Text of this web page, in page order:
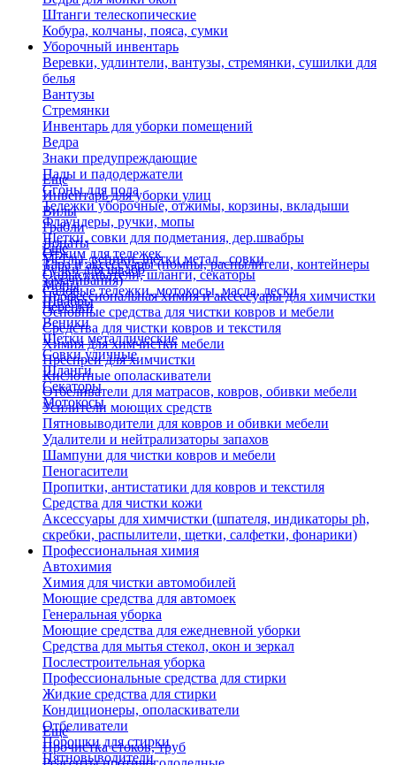
Штанги телескопические
Кобура, колчаны, пояса, сумки
Уборочный инвентарь
Веревки, удлинтели, вантузы, стремянки, сушилки для
белья
Вантузы
Стремянки
Инвентарь для уборки помещений
Ведра
Знаки предупреждающие
Пады и падодержатели
Сгоны для пола
Тележки уборочные, отжимы, корзины, вкладыши
Флаундеры, ручки, мопы
Щетки, совки для подметания, дер.швабры
Отжим для тележек
Ручки для швабр
Мопы
Швабры
Еще
Инвентарь для уборки улиц
Вилы
Грабли
Лопаты
Метлы, веники, щетки метал., совки
Опрыскиватели, шланги, секаторы
Садовые тележки, мотокосы, масла, лески
Черенки
Веники
Щетки металлические
Совки уличные
Шланги
Секаторы
Мотокосы
Еще
Тара и аксессуары (помпы, распылители, контейнеры
замачивания)
Профессиональная химия и акссесуары для химчистки
Основные средства для чистки ковров и мебели
Средства для чистки ковров и текстиля
Химия для химчистки мебели
Преспреи для химчистки
Кислотные ополаскиватели
Отбеливатели для матрасов, ковров, обивки мебели
Усилители моющих средств
Пятновыводители для ковров и обивки мебели
Удалители и нейтрализаторы запахов
Шампуни для чистки ковров и мебели
Пеногасители
Пропитки, антистатики для ковров и текстиля
Средства для чистки кожи
Аксессуары для химчистки (шпателя, индикаторы ph,
скребки, распылители, щетки, салфетки, фонарики)
Профессиональная химия
Автохимия
Химия для чистки автомобилей
Моющие средства для автомоек
Генеральная уборка
Моющие средства для ежедневной уборки
Средства для мытья стекол, окон и зеркал
Послестроительная уборка
Профессиональные средства для стирки
Жидкие средства для стирки
Кондиционеры, ополаскиватели
Отбеливатели
Порошки для стирки
Пятновыводители
Еще
Прочистка стоков, труб